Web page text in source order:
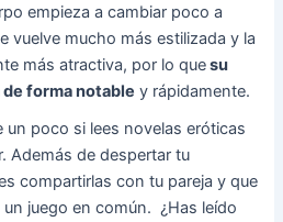
empieza a cambiar poco a
vuelve mucho más estilizada y la
más atractiva, por lo quesu
forma notable y rápidamente.
un poco si lees novelas eróticas
Además de despertar tu
compartirlas con tu pareja y que
juego en común. ¿Has leído